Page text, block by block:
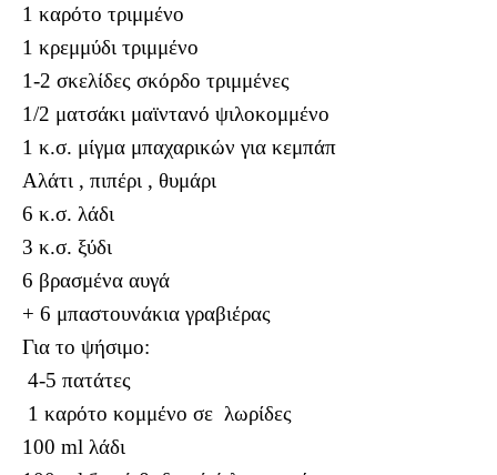
1 καρότο τριμμένο
1 κρεμμύδι τριμμένο
1-2 σκελίδες σκόρδο τριμμένες
1/2 ματσάκι μαϊντανό ψιλοκομμένο
1 κ.σ. μίγμα μπαχαρικών για κεμπάπ
Αλάτι , πιπέρι , θυμάρι
6 κ.σ. λάδι
3 κ.σ. ξύδι
6 βρασμένα αυγά
+ 6 μπαστουνάκια γραβιέρας
Για το ψήσιμο:
4-5 πατάτες
1 καρότο κομμένο σε λωρίδες
100 ml λάδι